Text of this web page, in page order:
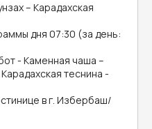
– Карадахская
дня 07:30 (за день:
- Каменная чаша –
теснина -
в г. Избербаш/